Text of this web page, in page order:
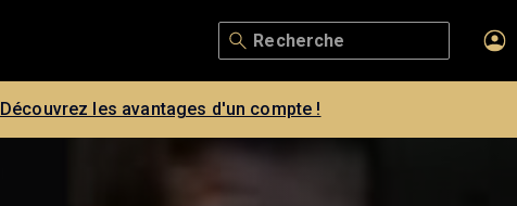
Découvrez les avantages d'un compte !